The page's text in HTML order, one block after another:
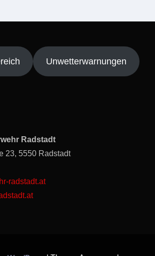
Unwetterwarnungen
Radstadt
23, 5550 Radstadt
radstadt.at